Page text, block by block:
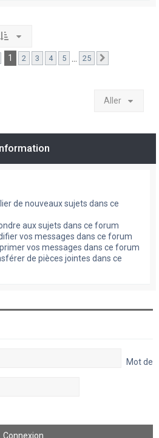
Page sur25
1 2 3 4 5 25
Aller
de nouveaux sujets dans ce
aux sujets dans ce forum
vos messages dans ce forum
vos messages dans ce forum
de pièces jointes dans ce
Mot de